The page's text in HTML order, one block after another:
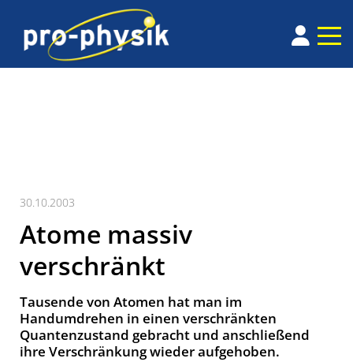
30.10.2003
Atome massiv
verschränkt
Tausende von Atomen hat man im
Handumdrehen in einen verschränkten
Quantenzustand gebracht und anschließend
ihre Verschränkung wieder aufgehoben.